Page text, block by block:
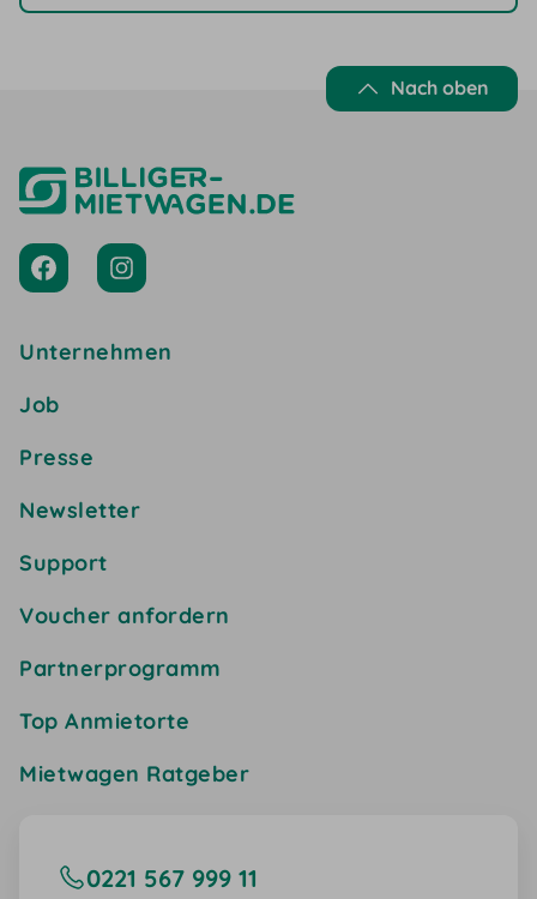
Nach oben
Unternehmen
Job
Presse
Newsletter
Support
Voucher anfordern
Partnerprogramm
Top Anmietorte
Mietwagen Ratgeber
0221 567 999 11